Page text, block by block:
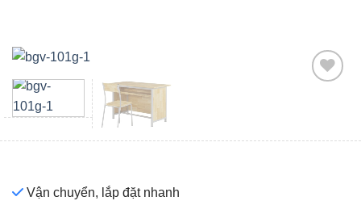
wishlist
Vận chuyển, lắp đặt nhanh